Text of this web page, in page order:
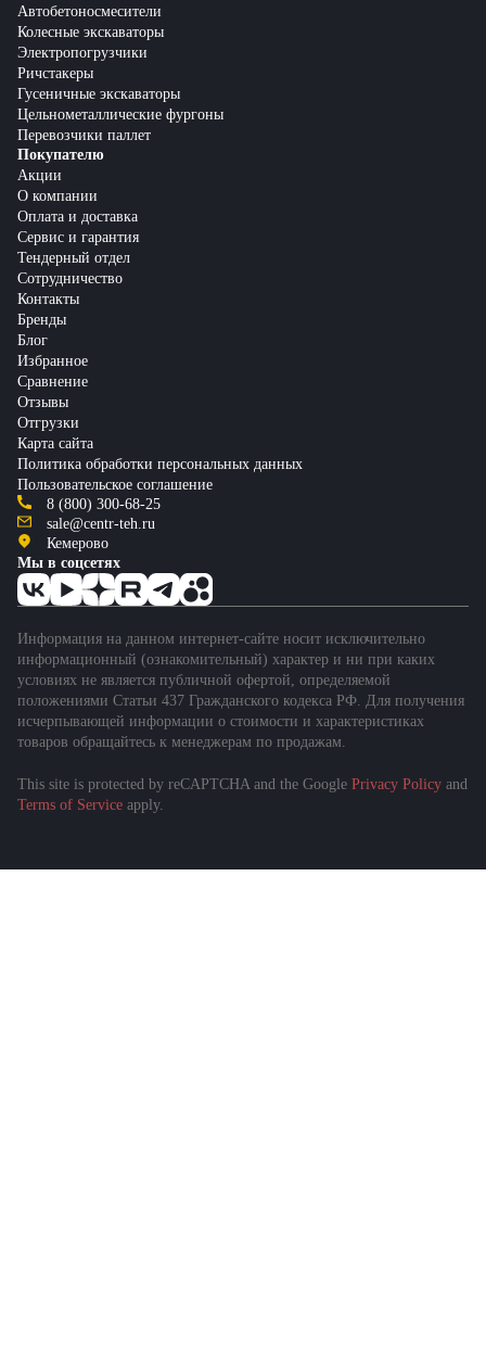
Автобетоносмесители
Колесные экскаваторы
Электропогрузчики
Ричстакеры
Гусеничные экскаваторы
Цельнометаллические фургоны
Перевозчики паллет
Покупателю
Акции
О компании
Оплата и доставка
Сервис и гарантия
Тендерный отдел
Сотрудничество
Контакты
Бренды
Блог
Избранное
Сравнение
Отзывы
Отгрузки
Карта сайта
Политика обработки персональных данных
Пользовательское соглашение
8 (800) 300-68-25
sale@centr-teh.ru
Кемерово
Мы в соцсетях
Информация на данном интернет-сайте носит исключительно
информационный (ознакомительный) характер и ни при каких
условиях не является публичной офертой, определяемой
положениями Статьи 437 Гражданского кодекса РФ. Для получения
исчерпывающей информации о стоимости и характеристиках
товаров обращайтесь к менеджерам по продажам.
This site is protected by reCAPTCHA and the Google Privacy Policy and
Terms of Service apply.